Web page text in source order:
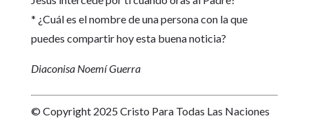
* ¿Cuál es el nombre de una persona con la que
puedes compartir hoy esta buena noticia?
Diaconisa Noemí Guerra
© Copyright 2025 Cristo Para Todas Las Naciones